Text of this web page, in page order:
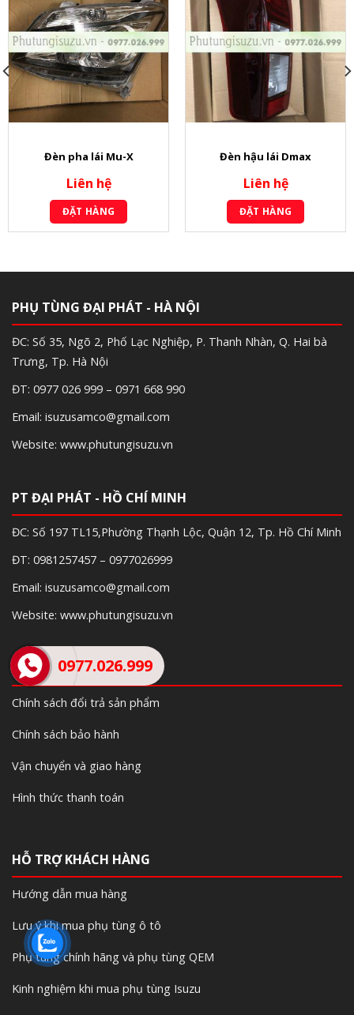
Đèn pha lái Mu-X
Liên hệ
ĐẶT HÀNG
Đèn hậu lái Dmax
Liên hệ
ĐẶT HÀNG
PHỤ TÙNG ĐẠI PHÁT - HÀ NỘI
ĐC: Số 35, Ngõ 2, Phố Lạc Nghiệp, P. Thanh Nhàn, Q. Hai bà
Trưng, Tp. Hà Nội
ĐT: 0977 026 999 – 0971 668 990
Email: isuzusamco@gmail.com
Website: www.phutungisuzu.vn
PT ĐẠI PHÁT - HỒ CHÍ MINH
ĐC: Số 197 TL15,Phường Thạnh Lộc, Quận 12, Tp. Hồ Chí Minh
ĐT: 0981257457 – 0977026999
Email: isuzusamco@gmail.com
Website: www.phutungisuzu.vn
CHÍNH SÁCH CÔNG TY
Chính sách đổi trả sản phẩm
Chính sách bảo hành
Vận chuyển và giao hàng
Hình thức thanh toán
HỖ TRỢ KHÁCH HÀNG
Hướng dẫn mua hàng
Lưu ý khi mua phụ tùng ô tô
Phụ tùng chính hãng và phụ tùng QEM
Kinh nghiệm khi mua phụ tùng Isuzu
0977.026.999